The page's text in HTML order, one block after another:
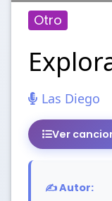
Otro
Las Diego
Ver
✍️ Autor: